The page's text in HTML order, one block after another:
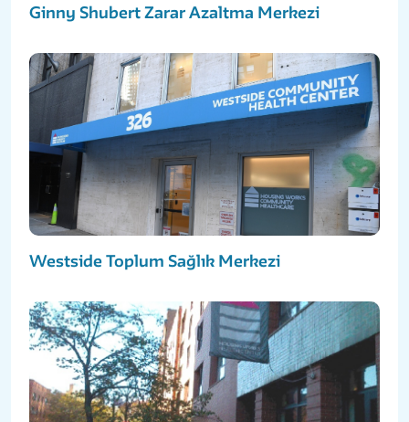
Ginny Shubert Zarar Azaltma Merkezi
Westside Toplum Sağlık Merkezi